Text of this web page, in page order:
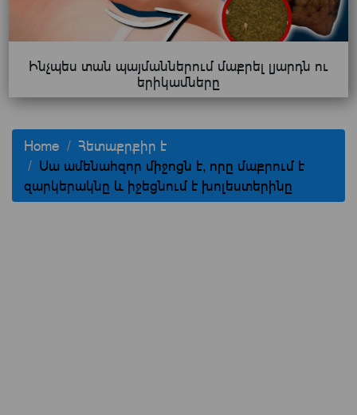
Ինչպես տան պայմաններում մաքրել լյարդն ու
երիկամները
Home
Հետաքրքիր է
Սա ամենահզոր միջոցն է, որը մաքրում է
զարկերակնը և իջեցնում է խոլեստերինը